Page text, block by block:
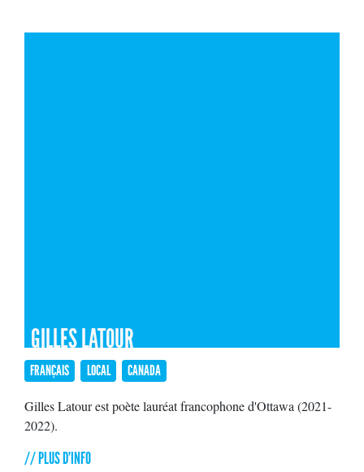
GILLES LATOUR
FRANÇAIS LOCAL CANADA
Gilles Latour est poète lauréat francophone d'Ottawa (2021-
2022).
// PLUS D'INFO